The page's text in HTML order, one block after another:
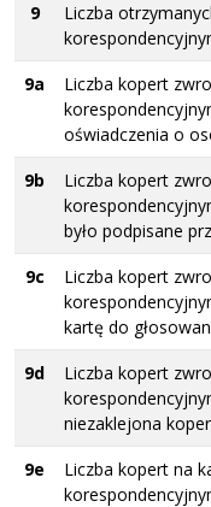
9
Liczba
9a
Liczba kopert
oświadczenia o
9b
Liczba kopert
było podpisane
9c
Liczba kopert
kartę do
9d
Liczba kopert
niezaklejona
9e
Liczba kopert na